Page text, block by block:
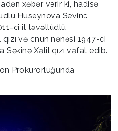
xəbər verir ki, hadisə
Hüseynova Sevinc
ci il təvəllüdlü
və onun nənəsi 1947-ci
Xəlil qızı vəfat edib.
Prokurorluğunda